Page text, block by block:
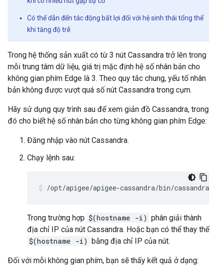
Có thể dẫn đến tác động bất lợi đối với hệ sinh thái tổng thể
khi tăng độ trễ
Trong hệ thống sản xuất có từ 3 nút Cassandra trở lên trong
mỗi trung tâm dữ liệu, giá trị mặc định hệ số nhân bản cho
không gian phím Edge là 3. Theo quy tắc chung, yếu tố nhân
bản không được vượt quá số nút Cassandra trong cụm.
Hãy sử dụng quy trình sau để xem giản đồ Cassandra, trong
đó cho biết hệ số nhân bản cho từng không gian phím Edge:
Đăng nhập vào nút Cassandra.
Chạy lệnh sau:
/opt/apigee/apigee-cassandra/bin/
Trong trường hợp $(hostname -i) phân giải thành
địa chỉ IP của nút Cassandra. Hoặc bạn có thể thay thế
$(hostname -i) bằng địa chỉ IP của nút.
Đối với mỗi không gian phím, bạn sẽ thấy kết quả ở dạng: